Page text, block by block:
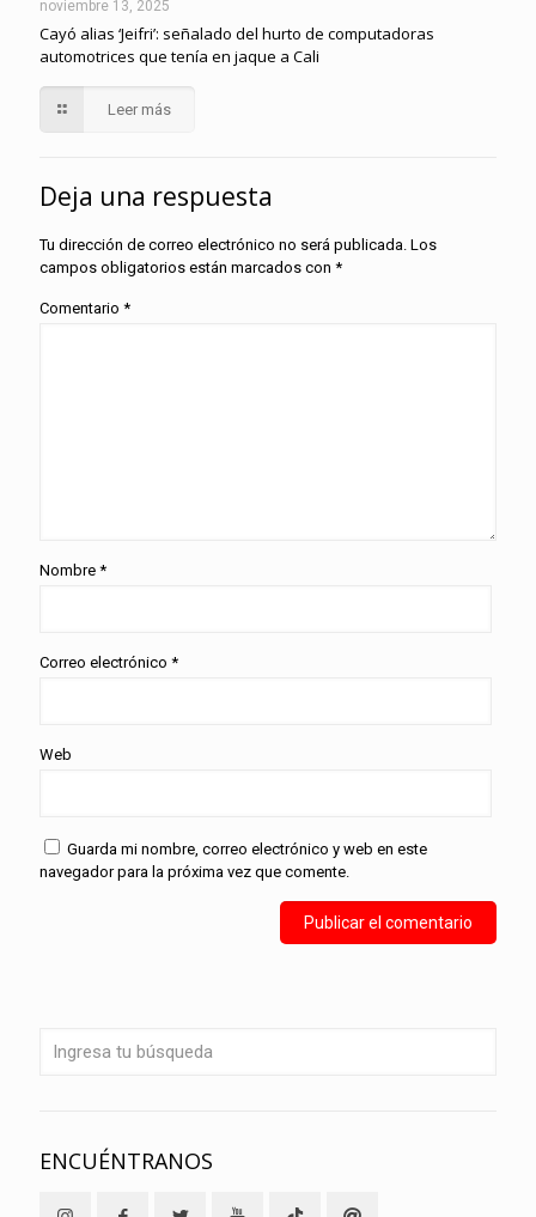
noviembre 13, 2025
Cayó alias ‘Jeifri’: señalado del hurto de computadoras
automotrices que tenía en jaque a Cali
Leer más
Deja una respuesta
Tu dirección de correo electrónico no será publicada. Los
campos obligatorios están marcados con *
Comentario *
Nombre *
Correo electrónico *
Web
Guarda mi nombre, correo electrónico y web en este
navegador para la próxima vez que comente.
ENCUÉNTRANOS